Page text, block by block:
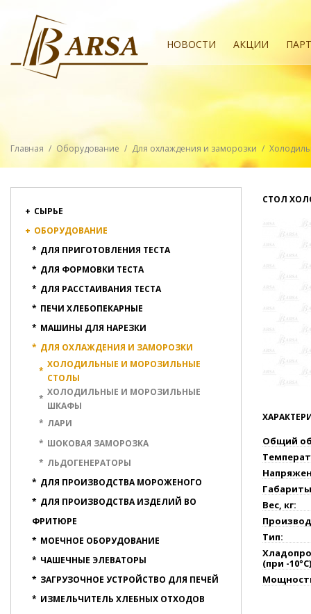
НОВОСТИ АКЦИИ
Главная / Оборудование / Для охлаждения и заморозки /
+ СЫРЬЕ
+ ОБОРУДОВАНИЕ
* ДЛЯ ПРИГОТОВЛЕНИЯ ТЕСТА
* ДЛЯ ФОРМОВКИ ТЕСТА
* ДЛЯ РАССТАИВАНИЯ ТЕСТА
* ПЕЧИ ХЛЕБОПЕКАРНЫЕ
* МАШИНЫ ДЛЯ НАРЕЗКИ
* ДЛЯ ОХЛАЖДЕНИЯ И ЗАМОРОЗКИ
*
ХОЛОДИЛЬНЫЕ И МОРОЗИЛЬНЫЕ
СТОЛЫ
*
ХОЛОДИЛЬНЫЕ И МОРОЗИЛЬНЫЕ
ШКАФЫ
* ЛАРИ
* ШОКОВАЯ ЗАМОРОЗКА
* ЛЬДОГЕНЕРАТОРЫ
* ДЛЯ ПРОИЗВОДСТВА МОРОЖЕНОГО
* ДЛЯ ПРОИЗВОДСТВА ИЗДЕЛИЙ ВО
ФРИТЮРЕ
* МОЕЧНОЕ ОБОРУДОВАНИЕ
* ЧАШЕЧНЫЕ ЭЛЕВАТОРЫ
* ЗАГРУЗОЧНОЕ УСТРОЙСТВО ДЛЯ ПЕЧЕЙ
* ИЗМЕЛЬЧИТЕЛЬ ХЛЕБНЫХ ОТХОДОВ
СТОЛ
Общий
Вес, кг:
Тип:
(при -